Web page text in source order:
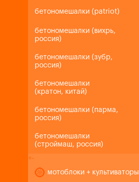
бетономешалки (patriot)
бетономешалки (вихрь,
россия)
бетономешалки (зубр,
россия)
бетономешалки
(кратон, китай)
бетономешалки (парма,
россия)
бетономешалки
(строймаш, россия)
+-
мотоблоки + культиваторы